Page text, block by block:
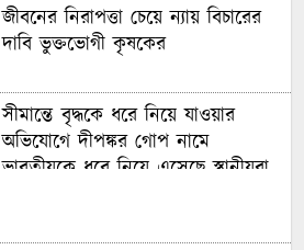
জীবনের নিরাপত্তা চেয়ে ন্যায় বিচারের
দাবি ভুক্তভোগী কৃষকের
সীমান্তে বৃদ্ধকে ধরে নিয়ে যাওয়ার
অভিযোগে দীপঙ্কর গোপ নামে
ভারতীয়কে ধরে নিয়ে এসেছে স্থানীয়রা